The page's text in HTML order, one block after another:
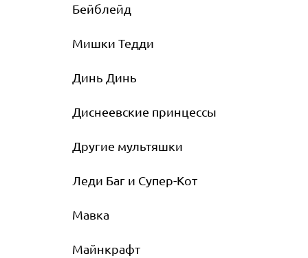
Бейблейд
Мишки Тедди
Динь Динь
Диснеевские принцессы
Другие мультяшки
Леди Баг и Супер-Кот
Мавка
Майнкрафт